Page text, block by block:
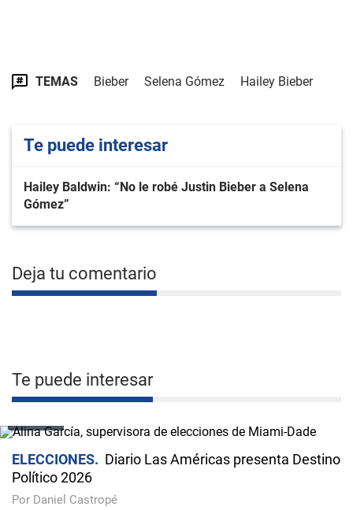
TEMAS Bieber Selena Gómez Hailey Bieber
Te puede interesar
Hailey Baldwin: “No le robé Justin Bieber a Selena
Gómez”
Deja tu comentario
Te puede interesar
ELECCIONES
Diario Las Américas presenta Destino
Político 2026
Por Daniel Castropé